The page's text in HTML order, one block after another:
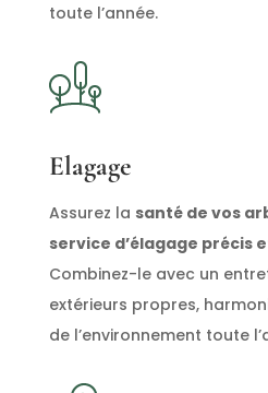
toute l’année.
Elagage
Assurez la santé de vos
service d’élagage précis
Combinez-le avec un
extérieurs propres,
de l’environnement toute